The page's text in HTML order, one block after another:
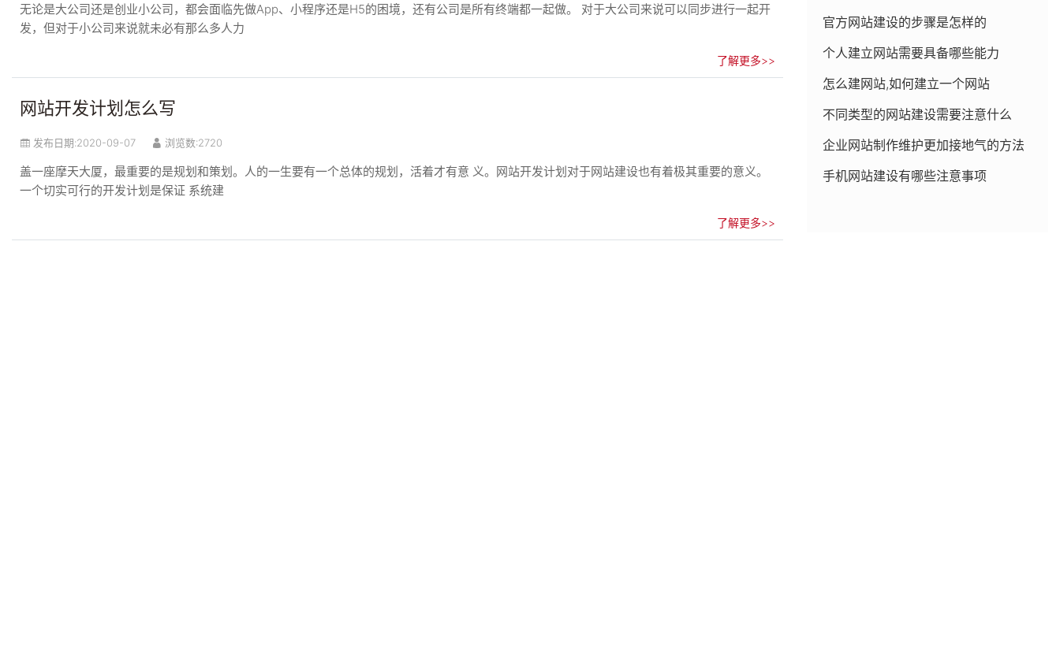
无论是大公司还是创业小公司，都会面临先做App、小程序还是H5的困境，还有公司是所有终端都一起做。 对于大公司来说可以同步进行一起开
发，但对于小公司来说就未必有那么多人力
了解更多>>
网站开发计划怎么写
发布日期:2020-09-07 浏览数:2720
盖一座摩天大厦，最重要的是规划和策划。人的一生要有一个总体的规划，活着才有意 义。网站开发计划对于网站建设也有着极其重要的意义。
一个切实可行的开发计划是保证 系统建
了解更多>>
官方网站建设的步骤是怎样的
个人建立网站需要具备哪些能力
怎么建网站,如何建立一个网站
不同类型的网站建设需要注意什么
企业网站制作维护更加接地气的方法
手机网站建设有哪些注意事项